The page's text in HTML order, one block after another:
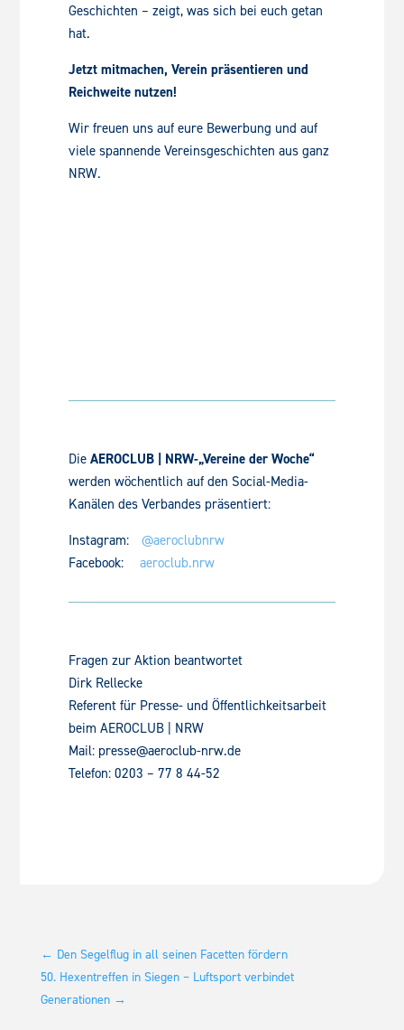
Geschichten – zeigt, was sich bei euch getan
hat.
Jetzt mitmachen, Verein präsentieren und
Reichweite nutzen!
Wir freuen uns auf eure Bewerbung und auf
viele spannende Vereinsgeschichten aus ganz
NRW.
Die AEROCLUB | NRW-„Vereine der Woche“
werden wöchentlich auf den Social-Media-
Kanälen des Verbandes präsentiert:
Instagram:
@aeroclubnrw
Facebook:
aeroclub.nrw
Fragen zur Aktion beantwortet
Dirk Rellecke
Referent für Presse- und Öffentlichkeitsarbeit
beim AEROCLUB | NRW
Mail: presse@aeroclub-nrw.de
Telefon: 0203 – 77 8 44-52
← Den Segelflug in all seinen Facetten fördern
50. Hexentreffen in Siegen – Luftsport verbindet
Generationen→